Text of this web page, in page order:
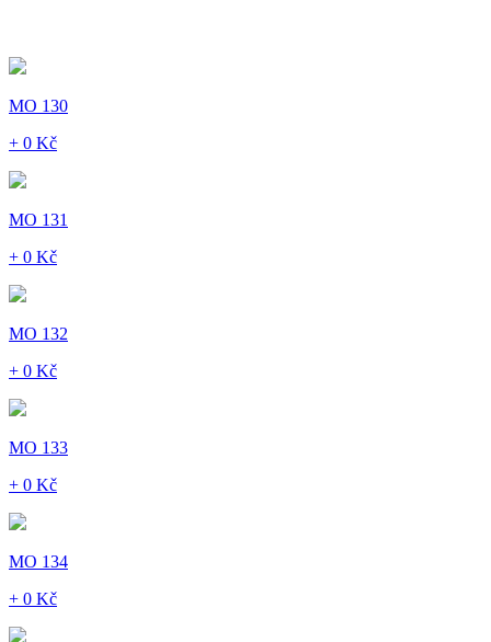
MO 130
+ 0 Kč
MO 131
+ 0 Kč
MO 132
+ 0 Kč
MO 133
+ 0 Kč
MO 134
+ 0 Kč